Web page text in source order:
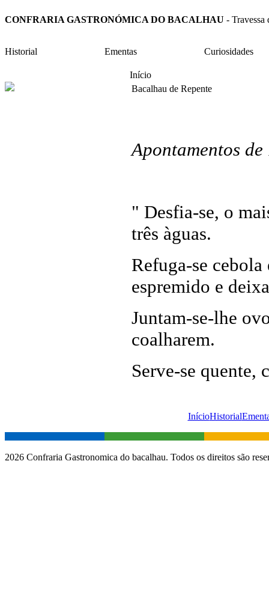
CONFRARIA GASTRONÓMICA DO BACALHAU -
Historial Ementas Curiosidades
Início
Bacalhau de Repente
Apontamentos de
" Desfia-se, o
três àguas.
Refuga-se
espremido e
Juntam-se-lhe
coalharem.
Serve-se quente,
InícioHistorial
2026 Confraria Gastronomica do bacalhau. Todos os direitos são